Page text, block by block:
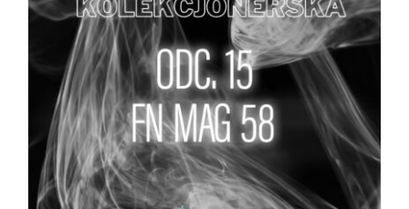
DODAJ DO KOSZYKA / SZCZEGÓŁY